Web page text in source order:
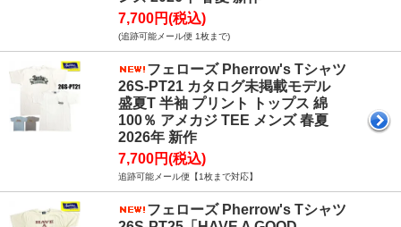
7,700円(税込)
(追跡可能メール便 1枚まで)
フェローズ Pherrow's Tシャツ
26S-PT21 カタログ未掲載モデル
盛夏T 半袖 プリント トップス 綿
100％ アメカジ TEE メンズ 春夏
2026年 新作
7,700円(税込)
追跡可能メール便【1枚まで対応】
フェローズ Pherrow's Tシャツ